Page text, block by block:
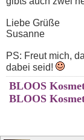
Liebe Grüße
Susanne
PS: Freut mich,
dabei seid!
BLOOS
BLOOS